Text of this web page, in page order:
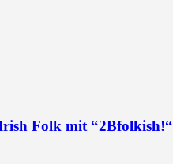
Folk mit “2Bfolkish!“